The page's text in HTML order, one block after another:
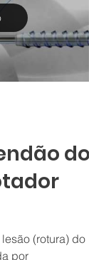
do
(rotura) do
por